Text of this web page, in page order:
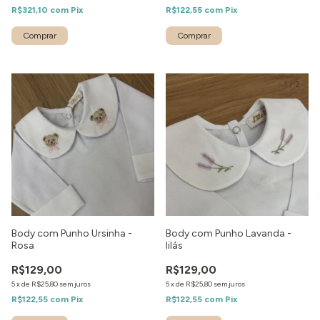
R$321,10 com Pix R$122,55 com Pix
1 / 7
Body com Punho Ursinha -
Rosa
R$129,00
5xde R$25,80 sem juros
R$122,55 com Pix
1 /2
Body com Punho Lavanda -
lilás
R$129,00
5xde R$25,80 sem juros
R$122,55 com Pix